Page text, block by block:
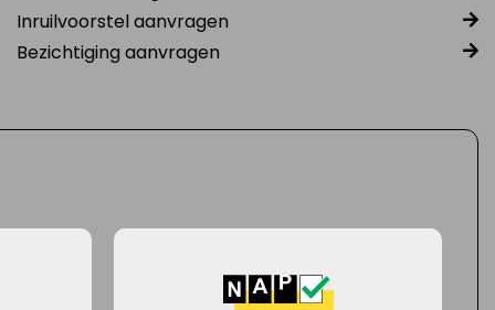
Inruilvoorstel aanvragen
Bezichtiging aanvragen